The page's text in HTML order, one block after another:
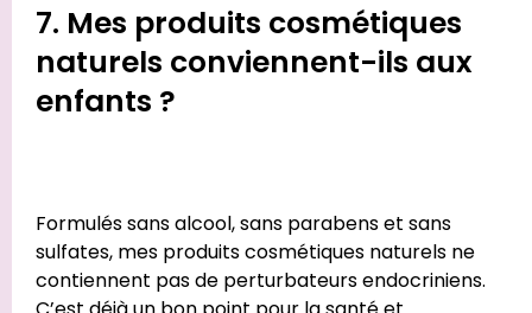
7. Mes produits cosmétiques
naturels conviennent-ils aux
enfants ?
Formulés sans alcool, sans parabens et sans
sulfates, mes produits cosmétiques naturels ne
contiennent pas de perturbateurs endocriniens.